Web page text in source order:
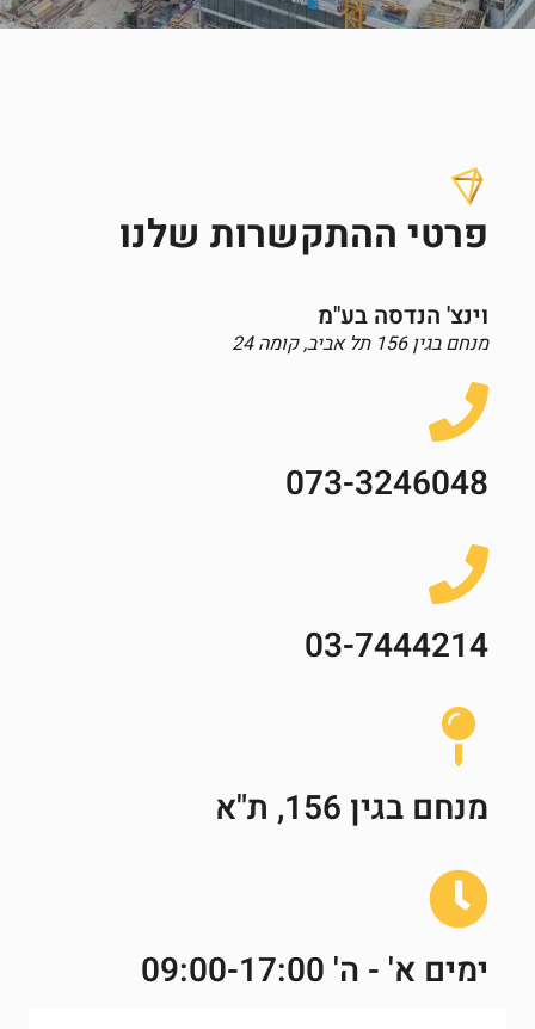
פרטי ההתקשרות שלנו
וינצ' הנדסה בע"מ
מנחם בגין 156 תל אביב, קומה 24
073-3246048
03-7444214
מנחם בגין 156, ת"א
ימים א' - ה' 09:00-17:00